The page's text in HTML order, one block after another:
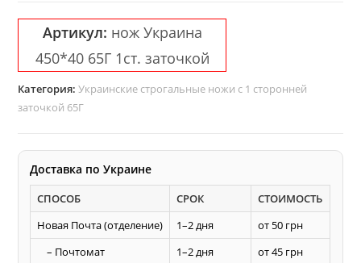
нож
односторонний
65Г
Украина
Артикул: нож Украина
450*40 65Г 1ст. заточкой
Категория:Украинские строгальные ножи с 1 сторонней
заточкой 65Г
Доставка по Украине
СПОСОБ СРОК
СТОИМОСТЬ
Новая Почта (отделение)
1–2 дня
от 50 грн
– Почтомат
1–2 дня
от 45 грн